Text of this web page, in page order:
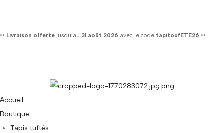
•• Livraison offerte jusqu’au 31 août 2026 avec le code tapitoufETE26 ••
Accueil
Boutique
Tapis tuftés